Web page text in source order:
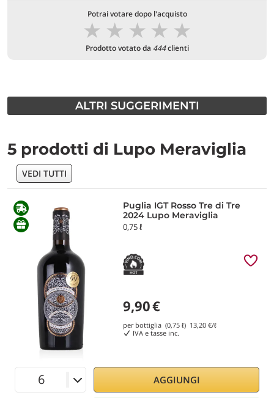
Potrai votare dopo l'acquisto
★
★
★
★
★
Prodotto votato da 444clienti
ALTRI SUGGERIMENTI
5 prodotti di Lupo Meraviglia
VEDI TUTTI
Puglia IGT Rosso Tre di Tre
2024 Lupo Meraviglia
0,75 ℓ
9,90€
per bottiglia (0,75 ℓ) 13,20€/ℓ
IVA e tasse inc.
AGGIUNGI